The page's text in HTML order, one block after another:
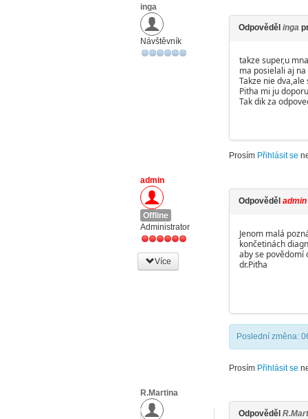
inga
Návštěvník
Odpověděl inga
takze super,u
ma posielali aj
Takze nie
Pitha mi ju
Tak dik za
Prosím Přihlásit se
admin
Offline
Administrator
Více
Odpověděl admin
Jenom malá
končetinách
aby se povědomí
dr.Piťha
Poslední změna:
Prosím Přihlásit se
R.Martina
Odpověděl